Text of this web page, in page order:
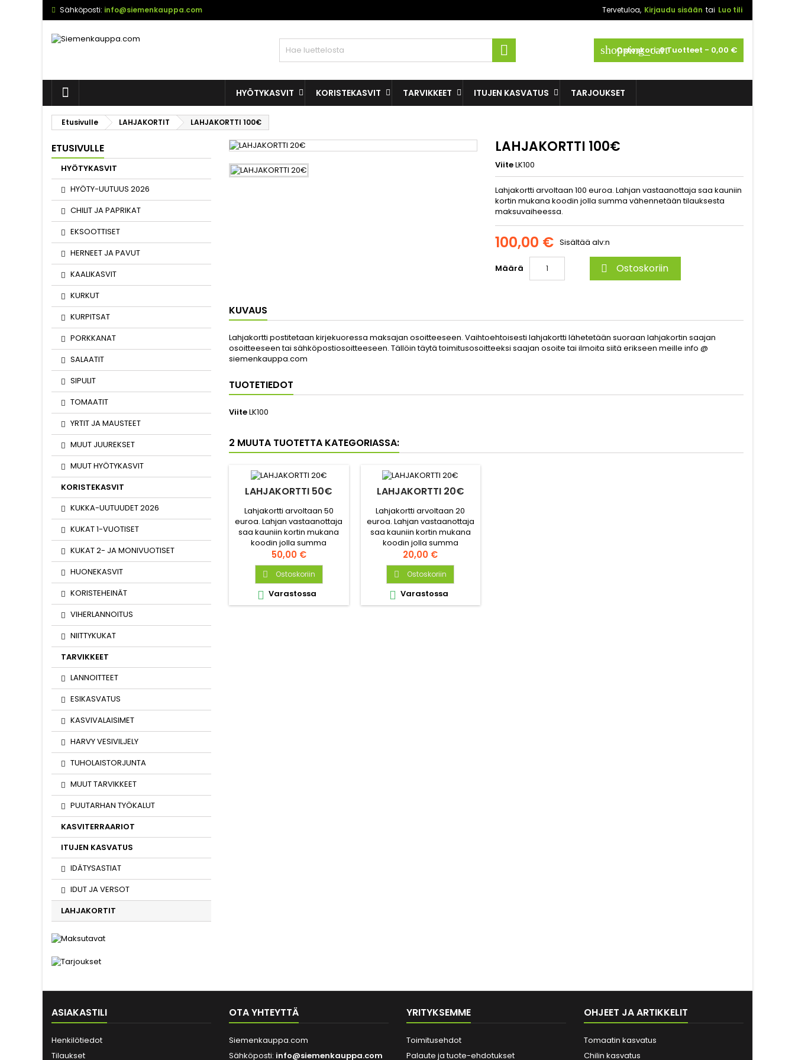
Sähköposti: info@siemenkauppa.com Tervetuloa, Kirjaudu sisään tai Luo tili
shopping_cart
Ostoskori:0Tuotteet - 0,00 €

HYÖTYKASVIT KORISTEKASVIT TARVIKKEET ITUJEN KASVATUS TARJOUKSET
Etusivulle LAHJAKORTIT LAHJAKORTTI 100€
ETUSIVULLE
HYÖTYKASVIT
HYÖTY-UUTUUS 2026
CHILIT JA PAPRIKAT
EKSOOTTISET
HERNEET JA PAVUT
KAALIKASVIT
KURKUT
KURPITSAT
PORKKANAT
SALAATIT
SIPULIT
TOMAATIT
YRTIT JA MAUSTEET
MUUT JUUREKSET
MUUT HYÖTYKASVIT
KORISTEKASVIT
KUKKA-UUTUUDET 2026
KUKAT 1-VUOTISET
KUKAT 2- JA MONIVUOTISET
HUONEKASVIT
KORISTEHEINÄT
VIHERLANNOITUS
NIITTYKUKAT
TARVIKKEET
LANNOITTEET
ESIKASVATUS
KASVIVALAISIMET
HARVY VESIVILJELY
TUHOLAISTORJUNTA
MUUT TARVIKKEET
PUUTARHAN TYÖKALUT
KASVITERRAARIOT
ITUJEN KASVATUS
IDÄTYSASTIAT
IDUT JA VERSOT
LAHJAKORTIT
LAHJAKORTTI 100€
ViiteLK100
Lahjakortti arvoltaan 100 euroa. Lahjan vastaanottaja saa kauniin
kortin mukana koodin jolla summa vähennetään tilauksesta
maksuvaiheessa.
100,00 € Sisältää alv:n
Määrä  Ostoskoriin
KUVAUS
Lahjakortti postitetaan kirjekuoressa maksajan osoitteeseen. Vaihtoehtoisesti lahjakortti lähetetään suoraan lahjakortin saajan
osoitteeseen tai sähköpostiosoitteeseen. Tällöin täytä toimitusosoitteeksi saajan osoite tai ilmoita siitä erikseen meille info @
siemenkauppa.com
TUOTETIEDOT
ViiteLK100
2 MUUTA TUOTETTA KATEGORIASSA:
LAHJAKORTTI 50€
Lahjakortti arvoltaan 50
euroa. Lahjan vastaanottaja
saa kauniin kortin mukana
koodin jolla summa
vähennetään tilauksesta
maksuvaiheessa.
Hinta
50,00 €
 Ostoskoriin
 Varastossa
LAHJAKORTTI 20€
Lahjakortti arvoltaan 20
euroa. Lahjan vastaanottaja
saa kauniin kortin mukana
koodin jolla summa
vähennetään tilauksesta
maksuvaiheessa.
Hinta
20,00 €
 Ostoskoriin
 Varastossa
ASIAKASTILI
Henkilötiedot
Tilaukset
OTA YHTEYTTÄ
Siemenkauppa.com
Sähköposti: info@siemenkauppa.com
YRITYKSEMME
Toimitusehdot
Palaute ja tuote-ehdotukset
OHJEET JA ARTIKKELIT
Tomaatin kasvatus
Chilin kasvatus